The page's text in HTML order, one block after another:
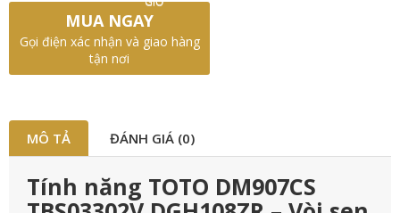
MUA NGAY
Gọi điện xác nhận và giao hàng
tận nơi
MÔ TẢ ĐÁNH GIÁ (0)
Tính năng TOTO DM907CS